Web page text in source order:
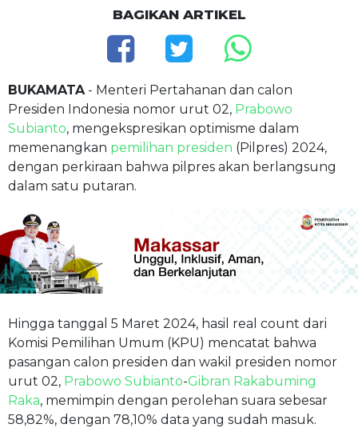
BAGIKAN ARTIKEL
BUKAMATA - Menteri Pertahanan dan calon
Presiden Indonesia nomor urut 02, Prabowo
Subianto, mengekspresikan optimisme dalam
memenangkan pemilihan presiden (Pilpres) 2024,
dengan perkiraan bahwa pilpres akan berlangsung
dalam satu putaran.
Hingga tanggal 5 Maret 2024, hasil real count dari
Komisi Pemilihan Umum (KPU) mencatat bahwa
pasangan calon presiden dan wakil presiden nomor
urut 02, Prabowo Subianto-Gibran Rakabuming
Raka, memimpin dengan perolehan suara sebesar
58,82%, dengan 78,10% data yang sudah masuk.